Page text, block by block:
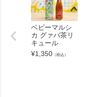
ベビーマルシ
カ グァバ茶リ
キュール
¥1,350 （税込）